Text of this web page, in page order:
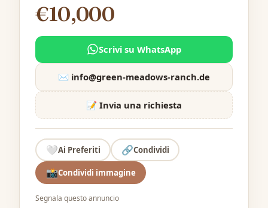
€10,000
Scrivi su WhatsApp
✉️ info@green-meadows-ranch.de
📝 Invia una richiesta
🤍Ai Preferiti 🔗Condividi
📸Condividi immagine
Segnala questo annuncio